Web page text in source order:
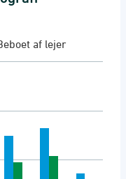
Antal.
af lejer